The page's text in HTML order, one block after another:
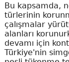
Bu kapsamda,
türlerinin
çalışmalar
alanları
devamı için
Türkiye'nin